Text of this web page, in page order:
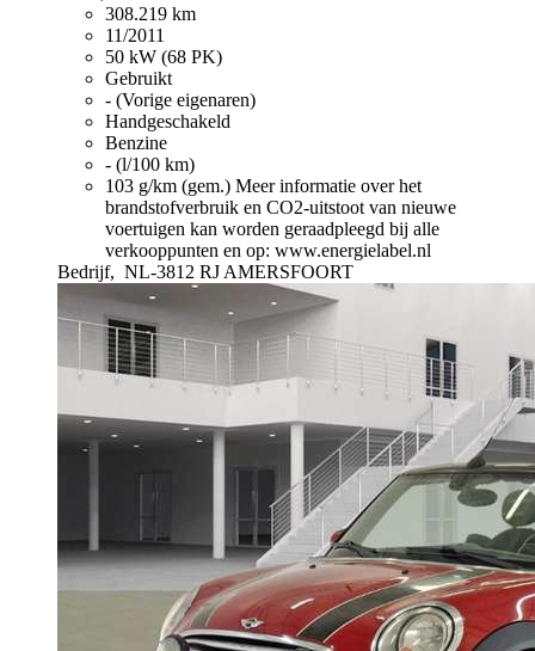
308.219 km
11/2011
50 kW (68 PK)
Gebruikt
- (Vorige eigenaren)
Handgeschakeld
Benzine
- (l/100 km)
103 g/km (gem.) Meer informatie over het
brandstofverbruik en CO2-uitstoot van nieuwe
voertuigen kan worden geraadpleegd bij alle
verkooppunten en op: www.energielabel.nl
Bedrijf, NL-3812 RJ AMERSFOORT